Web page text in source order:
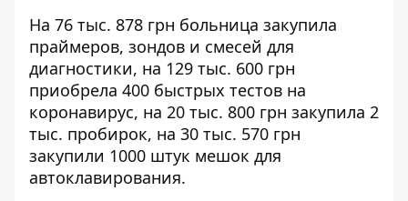
На 76 тыс. 878 грн больница закупила
праймеров, зондов и смесей для
диагностики, на 129 тыс. 600 грн
приобрела 400 быстрых тестов на
коронавирус, на 20 тыс. 800 грн закупила 2
тыс. пробирок, на 30 тыс. 570 грн
закупили 1000 штук мешок для
автоклавирования.